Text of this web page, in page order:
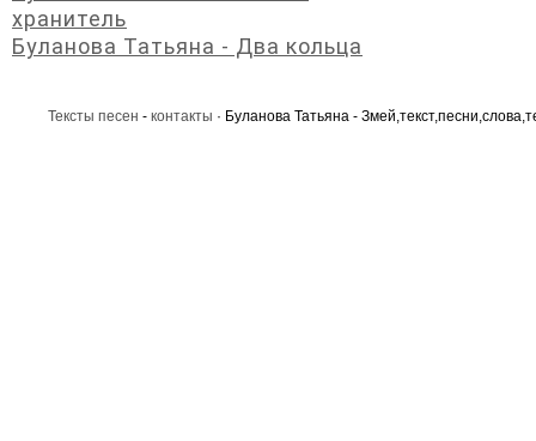
хранитель
Буланова Татьяна - Два кольца
Тексты песен - контакты · Буланова Татьяна -